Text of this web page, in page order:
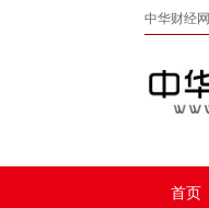
中华财经
首页